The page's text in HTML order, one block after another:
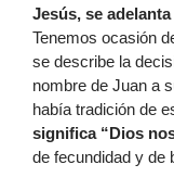
Jesús, se
Tenemos ocasión
se describe la
nombre de Juan a
había tradición de
significa “Dios
de fecundidad y de